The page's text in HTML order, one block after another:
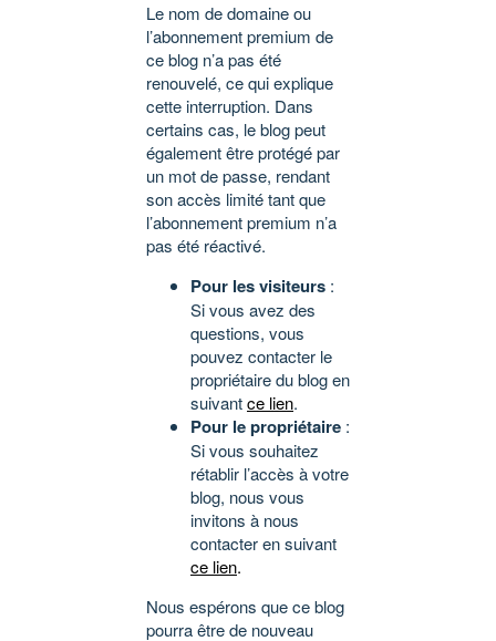
Le nom de domaine ou
l’abonnement premium de
ce blog n’a pas été
renouvelé, ce qui explique
cette interruption. Dans
certains cas, le blog peut
également être protégé par
un mot de passe, rendant
son accès limité tant que
l’abonnement premium n’a
pas été réactivé.
Pour les visiteurs :
Si vous avez des
questions, vous
pouvez contacter le
propriétaire du blog en
suivantce lien.
Pour le propriétaire :
Si vous souhaitez
rétablir l’accès à votre
blog, nous vous
invitons à nous
contacter en suivant
ce lien.
Nous espérons que ce blog
pourra être de nouveau